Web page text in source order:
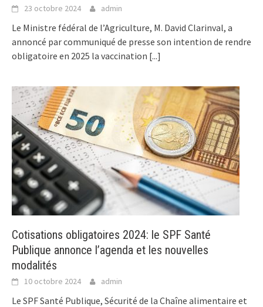
23 octobre 2024 admin
Le Ministre fédéral de l’Agriculture, M. David Clarinval, a
annoncé par communiqué de presse son intention de rendre
obligatoire en 2025 la vaccination [...]
Cotisations obligatoires 2024: le SPF Santé
Publique annonce l’agenda et les nouvelles
modalités
10 octobre 2024 admin
Le SPF Santé Publique, Sécurité de la Chaîne alimentaire et